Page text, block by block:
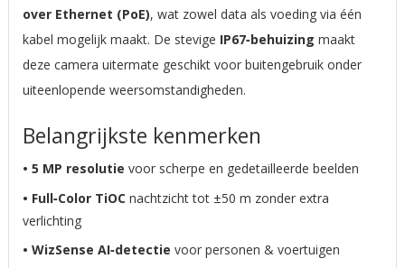
over Ethernet (PoE), wat zowel data als voeding via één
kabel mogelijk maakt. De stevige IP67‑behuizing maakt
deze camera uitermate geschikt voor buitengebruik onder
uiteenlopende weersomstandigheden.
Belangrijkste kenmerken
• 5 MP resolutie voor scherpe en gedetailleerde beelden
• Full‑Color TiOCnachtzicht tot ±50 m zonder extra
verlichting
• WizSense AI‑detectie voor personen & voertuigen